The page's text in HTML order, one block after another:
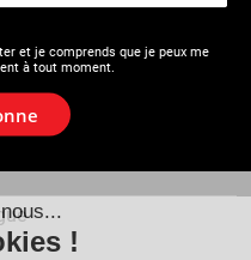
et je comprends que je peux me
à tout moment.